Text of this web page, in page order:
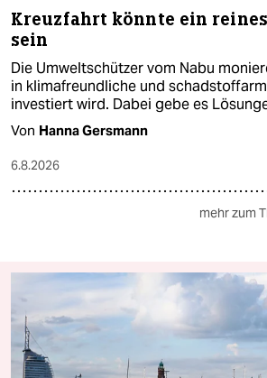
Kreuzfahrt könnte ein
sein
Die Umweltschützer vom Nabu
in klimafreundliche und
investiert wird. Dabei gebe es
Von Hanna Gersmann
6.8.2026
mehr zum